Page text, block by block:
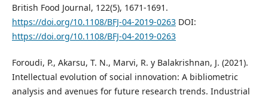
British Food Journal, 122(5), 1671-1691.
https://doi.org/10.1108/BFJ-04-2019-0263DOI:
https://doi.org/10.1108/BFJ-04-2019-0263
Foroudi, P., Akarsu, T. N., Marvi, R. y Balakrishnan, J. (2021).
Intellectual evolution of social innovation: A bibliometric
analysis and avenues for future research trends. Industrial